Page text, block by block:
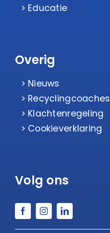
Educatie
Overig
Nieuws
Recyclingcoaches
Klachtenregeling
Cookieverklaring
Volg ons